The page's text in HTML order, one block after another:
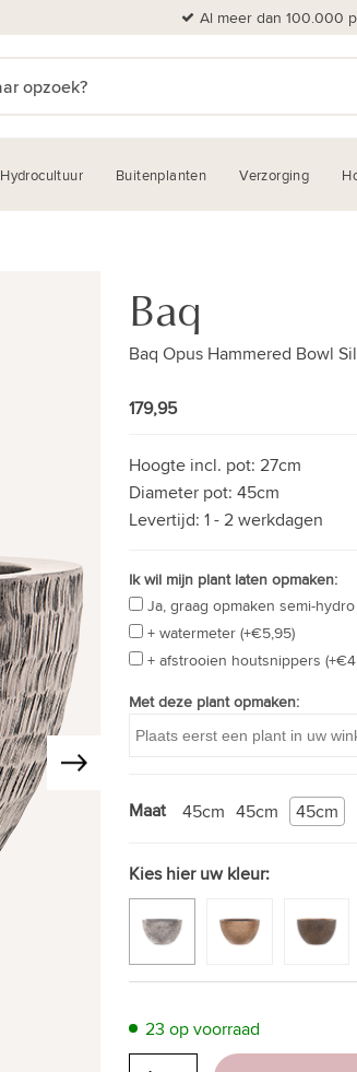
Al meer dan 100.000
Hydrocultuur Buitenplanten Verzorging
Baq
Baq Opus Hammered Bowl
179,95
Hoogte incl. pot: 27cm
Diameter pot: 45cm
Levertijd: 1 - 2 werkdagen
Ik wil mijn plant laten opmaken:
Ja, graag opmaken semi-hydro
+ watermeter (+€5,95)
+ afstrooien houtsnippers
Met deze plant opmaken:
Maat 45cm 45cm 45cm
Kies hier uw kleur:
23 op voorraad